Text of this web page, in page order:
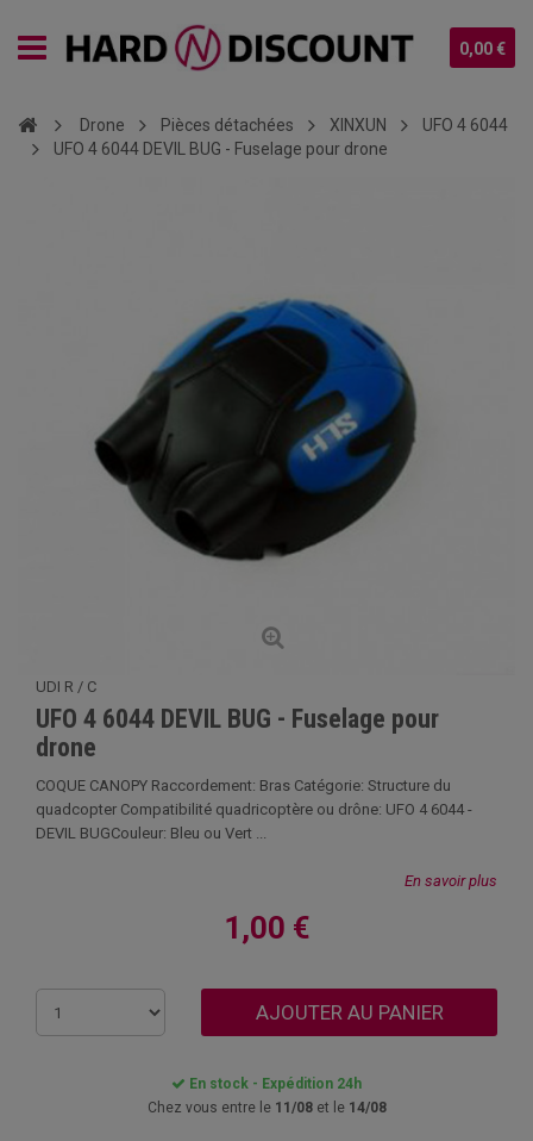
0,00 €
Drone Pièces détachées XINXUN
UFO 4 6044
UFO 4 6044 DEVIL BUG - Fuselage pour drone
UDI R / C
UFO 4 6044 DEVIL BUG - Fuselage pour
drone
COQUE CANOPY Raccordement: Bras Catégorie: Structure du
quadcopter Compatibilité quadricoptère ou drône: UFO 4 6044 -
DEVIL BUGCouleur: Bleu ou Vert ...
En savoir plus
1,00 €
AJOUTER AU PANIER
En stock - Expédition 24h
Chez vous entre le 11/08et le 14/08